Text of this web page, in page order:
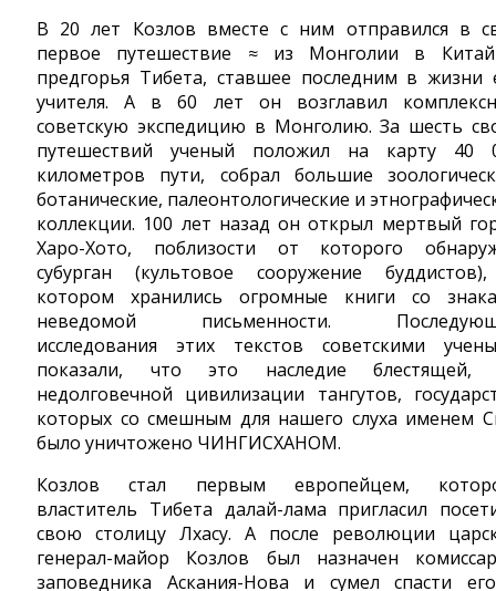
В 20 лет Козлов вместе с ним отправился в
первое путешествие ≈ из Монголии в
предгорья Тибета, ставшее последним в жизни
учителя. А в 60 лет он возглавил
советскую экспедицию в Монголию. За шесть
путешествий ученый положил на карту 40
километров пути, собрал большие
ботанические, палеонтологические и
коллекции. 100 лет назад он открыл мертвый
Харо-Хото, поблизости от которого
субурган (культовое сооружение
котором хранились огромные книги со
неведомой письменности.
исследования этих текстов советскими
показали, что это наследие блестящей,
недолговечной цивилизации тангутов,
которых со смешным для нашего слуха именем
было уничтожено ЧИНГИСХАНОМ.
Козлов стал первым европейцем,
властитель Тибета далай-лама пригласил
свою столицу Лхасу. А после революции
генерал-майор Козлов был назначен
заповедника Аскания-Нова и сумел спасти